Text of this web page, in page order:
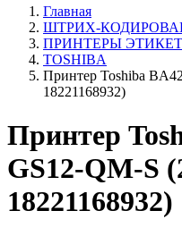
Главная
ШТРИХ-
ПРИНТЕРЫ
TOSHIBA
Принтер Toshiba
18221168932)
Принтер
GS12-QM-S
18221168932)